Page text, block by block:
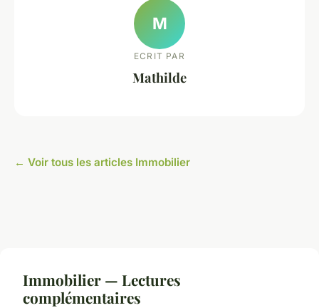
M
ECRIT PAR
Mathilde
← Voir tous les articles Immobilier
Immobilier — Lectures
complémentaires